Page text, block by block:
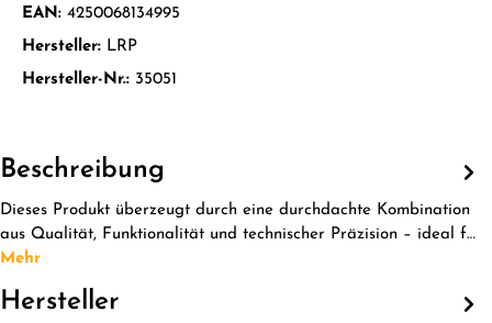
EAN: 4250068134995
Hersteller: LRP
Hersteller-Nr.: 35051
Beschreibung
Dieses Produkt überzeugt durch eine durchdachte Kombination
aus Qualität, Funktionalität und technischer Präzision – ideal f…
Mehr
Hersteller